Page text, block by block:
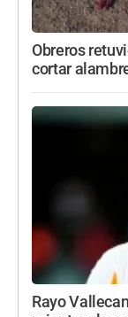
Obreros
cortar
Rayo